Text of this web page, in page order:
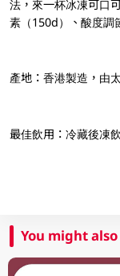
法，來一杯冰凍可口
素（150d）、酸度調
產地：香港製造，由
最佳飲用：冷藏後凍飲
You might